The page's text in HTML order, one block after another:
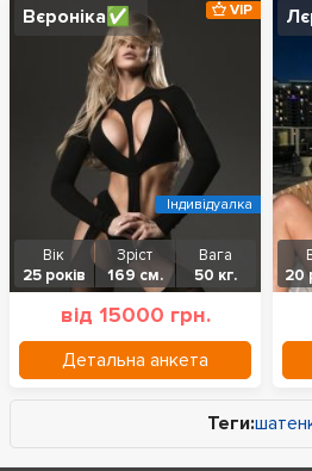
Вєроніка✅
Вік
25 років
Зріст
169 см.
Вага
50 кг.
від 15000 грн.
Детальна анкета
VIP
Індивідуалка
20
Теги: